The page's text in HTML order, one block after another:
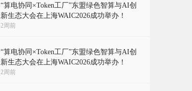
“算电协同×Token工厂”东盟绿色智算与AI创
新生态大会在上海WAIC2026成功举办！
2周前
“算电协同×Token工厂”东盟绿色智算与AI创
新生态大会在上海WAIC2026成功举办！
2周前